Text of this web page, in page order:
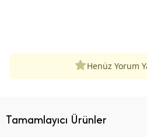
Henüz Yorum
Tamamlayıcı Ürünler